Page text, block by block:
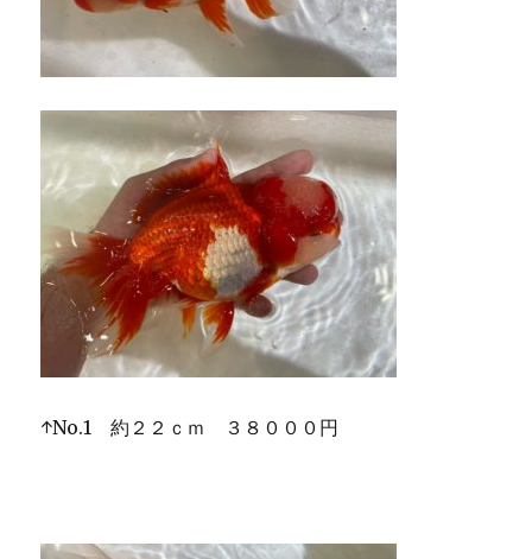
↑No.1 約２２ｃｍ ３８０００円